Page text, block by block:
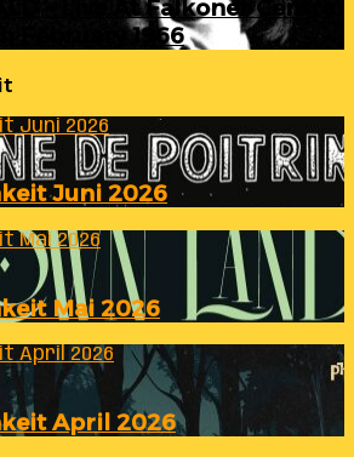
– Live At Falkoner Centre
February 1966
Juni 2026
Juni 2026
Mai 2026
Mai 2026
April 2026
April 2026